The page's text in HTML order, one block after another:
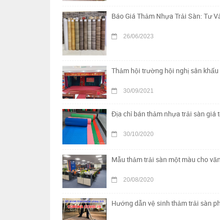
Báo Giá Thảm Nhựa Trải Sàn: Tư
26/06/2023
Thảm hội trường hội nghị sân
30/09/2021
Địa chỉ bán thảm nhựa trải sàn giá
30/10/2020
Mẫu thảm trải sàn một màu cho
20/08/2020
Hướng dẫn vệ sinh thảm trải sàn